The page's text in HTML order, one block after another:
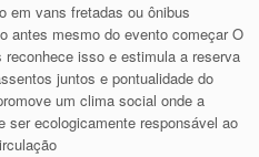
em vans fretadas ou ônibus
antes mesmo do evento começar O
reconhece isso e estimula a reserva
juntos e pontualidade do
um clima social onde a
ser ecologicamente responsável ao